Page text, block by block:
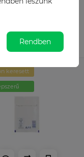
keresett
Rendben